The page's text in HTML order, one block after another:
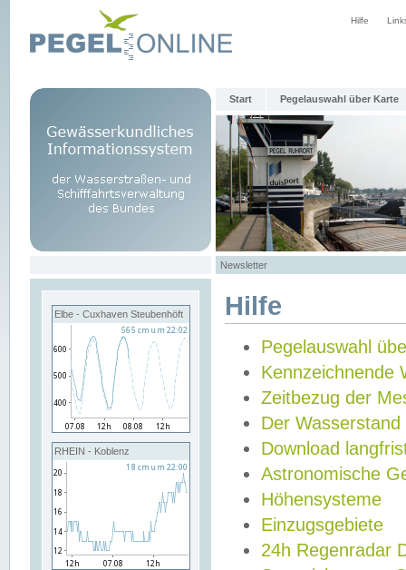
Hilfe
Start Pegelauswahl über Karte
Newsletter
Elbe - Cuxhaven Steubenhöft
RHEIN - Koblenz
Hilfe
Pegelauswahl
Kennzeichnende
Zeitbezug der
Der Wasserstand
Download
Astronomische
Höhensysteme
Einzugsgebiete
24h Regenradar